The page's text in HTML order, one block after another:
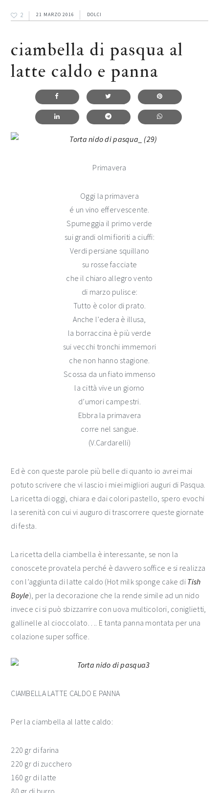
2 21 MARZO 2016 DOLCI
ciambella di pasqua al
latte caldo e panna
Primavera
Oggi la primavera
é un vino effervescente.
Spumeggia il primo verde
sui grandi olmi fioriti a ciuffi:
Verdi persiane squillano
su rosse facciate
che il chiaro allegro vento
di marzo pulisce:
Tutto è color di prato.
Anche l’edera è illusa,
la borraccina è più verde
sui vecchi tronchi immemori
che non hanno stagione.
Scossa da un fiato immenso
la città vive un giorno
d’umori campestri.
Ebbra la primavera
corre nel sangue.
(V.Cardarelli)
Ed è con queste parole più belle di quanto io avrei mai
potuto scrivere che vi lascio i miei migliori auguri di Pasqua.
La ricetta di oggi, chiara e dai colori pastello, spero evochi
la serenità con cui vi auguro di trascorrere queste giornate
di festa.
La ricetta della ciambella è interessante, se non la
conoscete provatela perché è davvero soffice e si realizza
con l’aggiunta di latte caldo (Hot milk sponge cake di Tish
Boyle), per la decorazione che la rende simile ad un nido
invece ci si può sbizzarrire con uova multicolori, coniglietti,
gallinelle al cioccolato…. E tanta panna montata per una
colazione super soffice.
CIAMBELLA LATTE CALDO E PANNA
Per la ciambella al latte caldo:
220 gr di farina
220 gr di zucchero
160 gr di latte
80 gr di burro